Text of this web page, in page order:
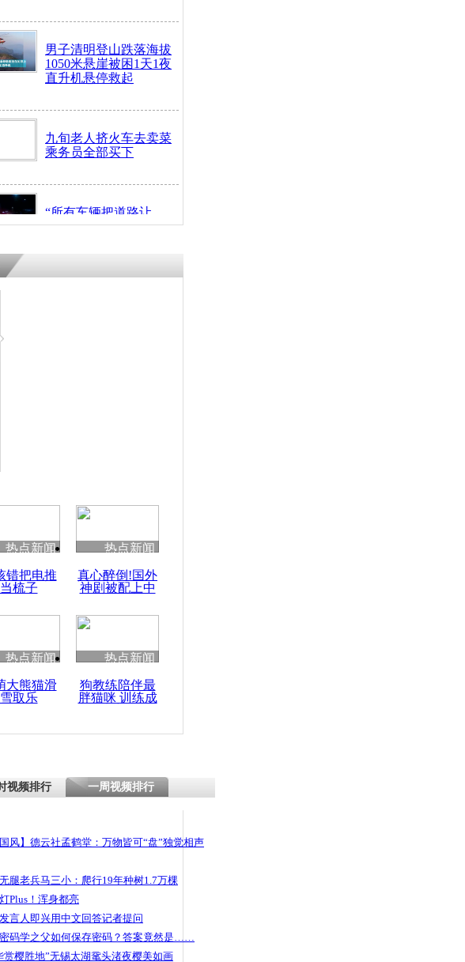
男子清明登山跌落海拔
1050米悬崖被困1天1夜
直升机悬停救起
九旬老人挤火车去卖菜
乘务员全部买下
“所有车辆把道路让
开！”儿童突发疾病交
四川兴文苗乡上万人欢
度苗族花山节
清明祭英烈 哀思悼忠
中央气象台：四川华北
热点新闻
错把电推
当梳子
热点新闻
真心醉倒!国外
神剧被配上中
热点新闻
大熊猫滑
雪取乐
热点新闻
狗教练陪伴最
胖猫咪 训练成
视频排行 一周视频排行
国风】德云社孟鹤堂：万物皆可“盘”独觉相声
腿老兵马三小：爬行19年种树1.7万棵
Plus！浑身都亮
言人即兴用中文回答记者提问
码学之父如何保存密码？答案竟然是……
赏樱胜地”无锡太湖鼋头渚夜樱美如画